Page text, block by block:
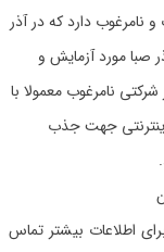
دارد که در آذر
صبا مورد آزمایش و
نامرغوب معمولا با
جهت جذب
اطلاعات بیشتر تماس